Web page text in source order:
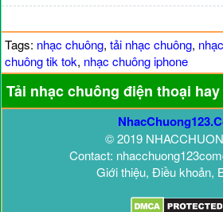
Tags: nhạc chuông, tải nhạc chuông,
chuông tik tok, nhạc chuông iphone
Tải nhạc chuông điện thoại
© 2019
Contact:
Giới thiệu, Điều khoản,